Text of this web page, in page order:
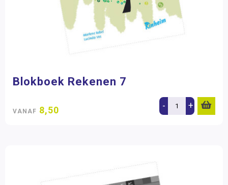
Blokboek Rekenen 7
VANAF 8,50 - +